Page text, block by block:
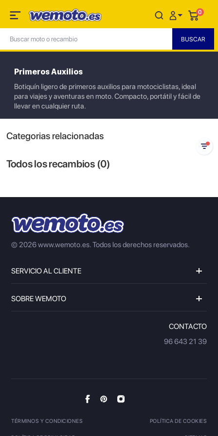
0
Primeros Auxilios
Botiquín ligero de primeros auxilios para motociclistas, ideal
para viajes y aventuras en moto. Compacto, portátil y fácil de
llevar en cualquier ruta.
Categorias relacionadas
Todos los recambios (0)
© 2026 www.wemoto.es.Todos los derechos reservados.
SERVICIO AL CLIENTE
SOBRE WEMOTO
CONTACTO
96 643 21 39
TÉRMINOS Y CONDICIONES POLÍTICA DE COOKIES